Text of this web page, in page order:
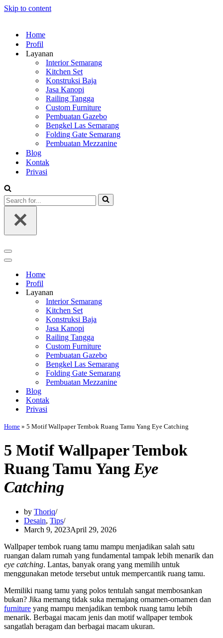
Skip to content
Home
Profil
Layanan
Interior Semarang
Kitchen Set
Konstruksi Baja
Jasa Kanopi
Railing Tangga
Custom Furniture
Pembuatan Gazebo
Bengkel Las Semarang
Folding Gate Semarang
Pembuatan Mezzanine
Blog
Kontak
Privasi
Search
for...
Navigation
Menu
Navigation
Home
Profil
Layanan
Interior Semarang
Kitchen Set
Konstruksi Baja
Jasa Kanopi
Railing Tangga
Custom Furniture
Pembuatan Gazebo
Bengkel Las Semarang
Folding Gate Semarang
Pembuatan Mezzanine
Blog
Kontak
Privasi
Home » 5 Motif Wallpaper Tembok Ruang Tamu Yang Eye Catching
5 Motif Wallpaper Tembok
Ruang Tamu YangEye
Catching
by Thoriq
Desain, Tips
March 9, 2023April 29, 2026
Wallpaper tembok ruang tamu mampu menjadikan salah satu
ruangan dalam rumah yang fundamental tampak lebih menarik dan
eye catching. Lantas, banyak orang yang memilih untuk
menggunakan metode tersebut untuk mempercantik ruang tamu.
Memiliki ruang tamu yang polos tentulah sangat membosankan
bukan? Jika memang tidak suka memajang ornamen-ornamen dan
furniture yang mampu menjadikan tembok ruang tamu lebih
menarik. Berbagai macam jenis dan motif wallpaper tembok
sangatlah beragam dan berbagai macam ukuran.